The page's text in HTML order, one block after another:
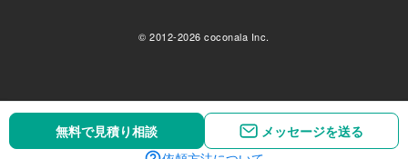
無料で見積り相談
メッセージを送る
無料で見積り相談
メッセージを送る